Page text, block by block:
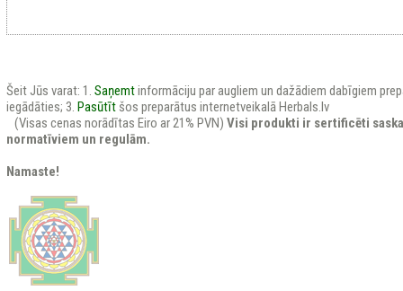
Šeit Jūs varat: 1. Saņemtinformāciju par augliem un dažādiem dabīgiem
iegādāties; 3. Pasūtītšos preparātus internetveikalā Herbals.lv
(Visas cenas norādītas Eiro ar 21% PVN) Visi produkti ir sertificēti
normatīviem un regulām.
Namaste!